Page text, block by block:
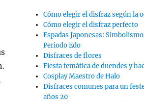
Cómo elegir el disfraz según la
Cómo elegir el disfraz perfecto
Espadas Japonesas:
Periodo Edo
Disfraces de flores
Fiesta temática de duendes y
Cosplay Maestro de Halo
Disfraces comunes para un
años 20